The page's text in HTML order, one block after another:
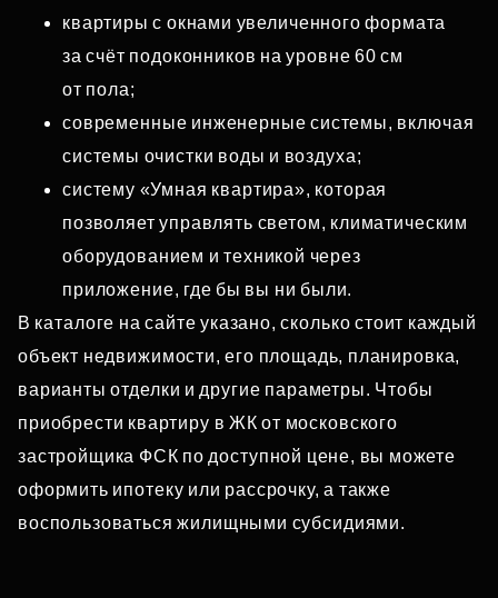
квартиры с окнами увеличенного формата
за счёт подоконников на уровне 60 см
от пола;
современные инженерные системы, включая
системы очистки воды и воздуха;
систему «Умная квартира», которая
позволяет управлять светом, климатическим
оборудованием и техникой через
приложение, где бы вы ни были.
В каталоге на сайте указано, сколько стоит каждый
объект недвижимости, его площадь, планировка,
варианты отделки и другие параметры. Чтобы
приобрести квартиру в ЖК от московского
застройщика ФСК по доступной цене, вы можете
оформить ипотеку или рассрочку, а также
воспользоваться жилищными субсидиями.